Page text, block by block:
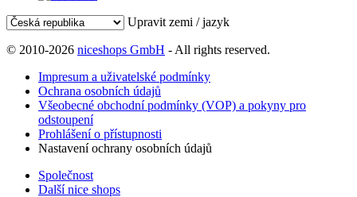
Upravit zemi / jazyk
© 2010-2026 niceshops GmbH - All rights reserved.
Impresum a uživatelské podmínky
Ochrana osobních údajů
Všeobecné obchodní podmínky (VOP) a pokyny pro
odstoupení
Prohlášení o přístupnosti
Nastavení ochrany osobních údajů
Společnost
Další nice shops